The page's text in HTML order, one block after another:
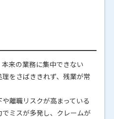
来の業務に集中できない
をさばききれず、残業が常
離職リスクが高まっている
ミスが多発し、クレームが